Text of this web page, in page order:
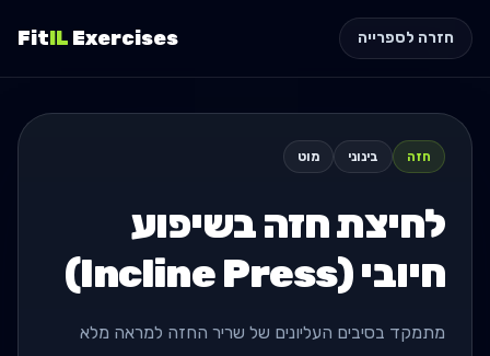
חזרה לספרייה FitIL Exercises
חזה בינוני מוט
לחיצת חזה בשיפוע
חיובי (Incline Press)
מתמקד בסיבים העליונים של שריר החזה למראה מלא